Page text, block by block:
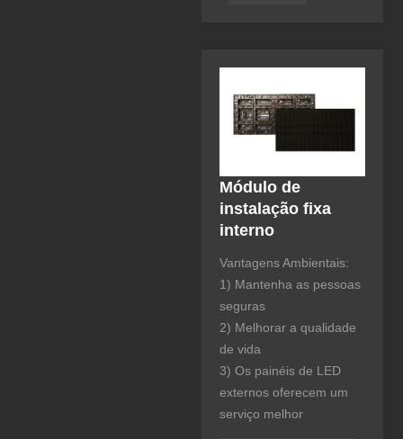
Módulo de
instalação fixa
interno
Vantagens Ambientais:
1) Mantenha as pessoas
seguras
2) Melhorar a qualidade
de vida
3) Os painéis de LED
externos oferecem um
serviço melhor